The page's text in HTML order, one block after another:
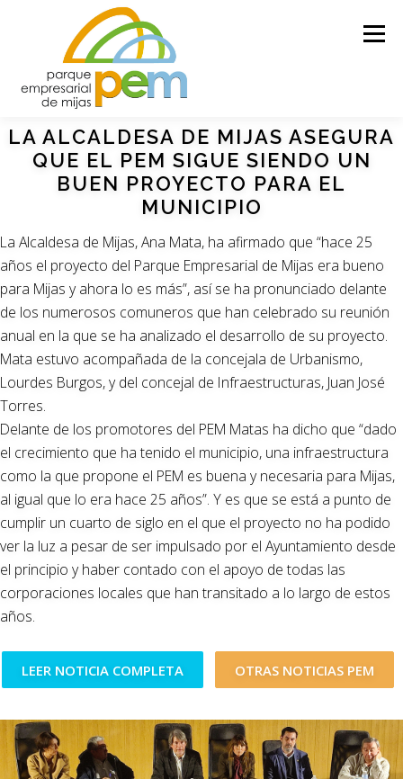
Menú
HOME EL PROYECTO HISTORIA
GALERÍA ÚLTIMAS NOTICIAS
CONTACTO
LA ALCALDESA DE MIJAS ASEGURA
QUE EL PEM SIGUE SIENDO UN
BUEN PROYECTO PARA EL
MUNICIPIO
La Alcaldesa de Mijas, Ana Mata, ha afirmado que “hace 25
años el proyecto del Parque Empresarial de Mijas era bueno
para Mijas y ahora lo es más”, así se ha pronunciado delante
de los numerosos comuneros que han celebrado su reunión
anual en la que se ha analizado el desarrollo de su proyecto.
Mata estuvo acompañada de la concejala de Urbanismo,
Lourdes Burgos, y del concejal de Infraestructuras, Juan José
Torres.
Delante de los promotores del PEM Matas ha dicho que “dado
el crecimiento que ha tenido el municipio, una infraestructura
como la que propone el PEM es buena y necesaria para Mijas,
al igual que lo era hace 25 años”. Y es que se está a punto de
cumplir un cuarto de siglo en el que el proyecto no ha podido
ver la luz a pesar de ser impulsado por el Ayuntamiento desde
el principio y haber contado con el apoyo de todas las
corporaciones locales que han transitado a lo largo de estos
años.
LEER NOTICIA COMPLETA OTRAS NOTICIAS PEM